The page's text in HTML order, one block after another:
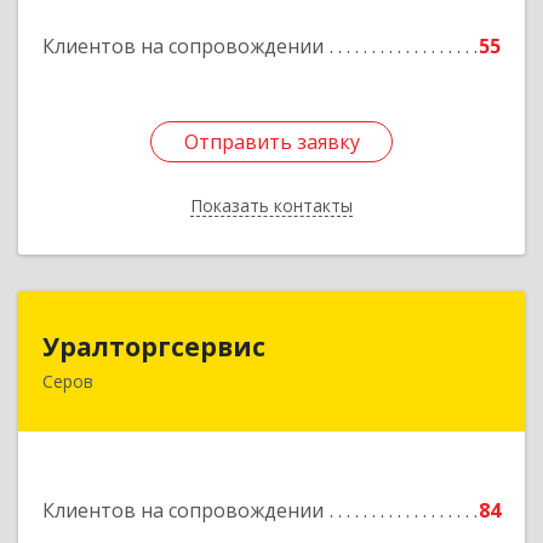
Клиентов на сопровождении 55
Отправить заявку
Показать контакты
Отправить заявку
Назад
Уралторгсервис
Серов
Клиентов на сопровождении
84
624980, Свердловская обл, Серов г, Кирова ул,